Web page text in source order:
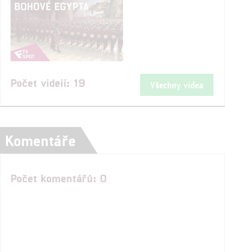
Počet videií: 19 Všechny videa
Komentáře
Počet komentářů: 0